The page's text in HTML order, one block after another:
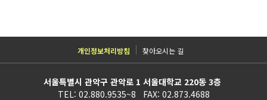
개인정보처리방침 찾아오시는 길
서울특별시 관악구 관악로 1 서울대학교 220동 3층
TEL: 02.880.9535~8 FAX: 02.873.4688